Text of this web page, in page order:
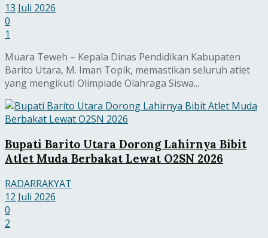
13 Juli 2026
0
1
Muara Teweh – Kepala Dinas Pendidikan Kabupaten
Barito Utara, M. Iman Topik, memastikan seluruh atlet
yang mengikuti Olimpiade Olahraga Siswa...
Bupati Barito Utara Dorong Lahirnya Bibit
Atlet Muda Berbakat Lewat O2SN 2026
RADARRAKYAT
12 Juli 2026
0
2